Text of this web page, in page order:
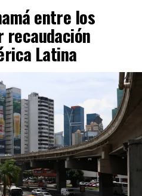
entre los
recaudación
Latina